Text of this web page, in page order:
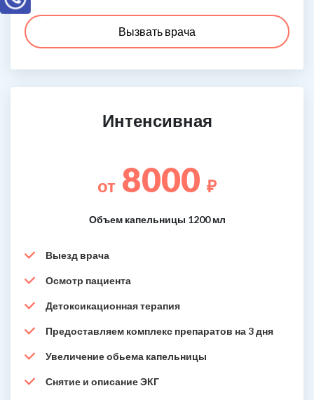
Вызвать врача
Интенсивная
от 8000 ₽
Объем капельницы 1200 мл
Выезд врача
Осмотр пациента
Детоксикационная терапия
Предоставляем комплекс препаратов на 3 дня
Увеличение обьема капельницы
Снятие и описание ЭКГ